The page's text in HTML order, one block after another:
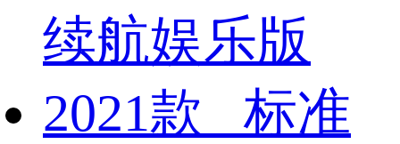
续航娱乐版
2021款 标准